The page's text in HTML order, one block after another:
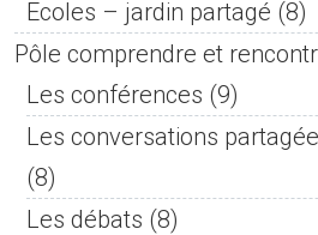
Ecoles – jardin partagé (8)
Pôle comprendre et
Les conférences (9)
Les conversations
(8)
Les débats (8)